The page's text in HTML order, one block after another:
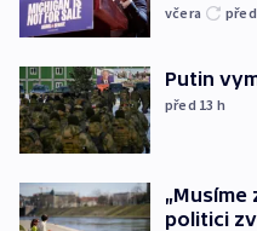
včera
Putin
před 13 h
politici